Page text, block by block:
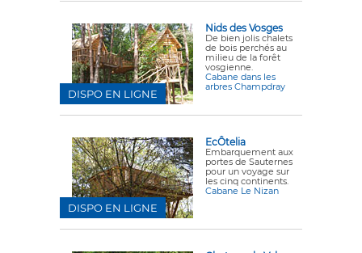
Nids des Vosges
De bien jolis chalets
de bois perchés au
milieu de la forêt
vosgienne.
Cabane dans les
arbres Champdray
DISPO EN LIGNE
EcÔtelia
Embarquement aux
portes de Sauternes
pour un voyage sur
les cinq continents.
Cabane Le Nizan
DISPO EN LIGNE